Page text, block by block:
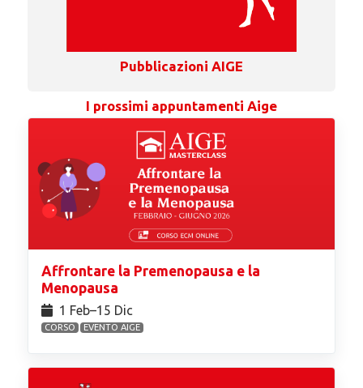
Pubblicazioni AIGE
I prossimi appuntamenti Aige
Affrontare la Premenopausa e la
Menopausa
1 Feb⁠–15 Dic
CORSO EVENTO AIGE